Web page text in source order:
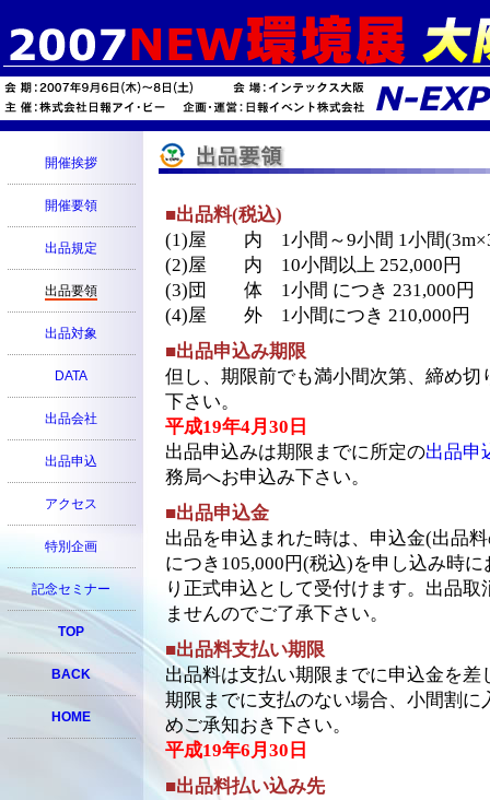
開催挨拶
開催要領
出品規定
出品要領
出品対象
DATA
出品会社
出品申込
アクセス
特別企画
記念セミナー
TOP
BACK
HOME
■出品料(税込)
(1)屋 内 1小間～9小間 1小間
(2)屋 内 10小間以上 252,000円
(3)団 体 1小間 につき 231,000円
(4)屋 外 1小間につき 210,000円
■出品申込み期限
但し、期限前でも満小間次第、締め
下さい。
平成19年4月30日
出品申込みは期限までに所定の出品申
務局へお申込み下さい。
■出品申込金
出品を申込まれた時は、申込金(出品
につき105,000円(税込)を申し込み時
り正式申込として受付けます。出品
ませんのでご了承下さい。
■出品料支払い期限
出品料は支払い期限までに申込金を
期限までに支払のない場合、小間割
めご承知おき下さい。
平成19年6月30日
■出品料払い込み先